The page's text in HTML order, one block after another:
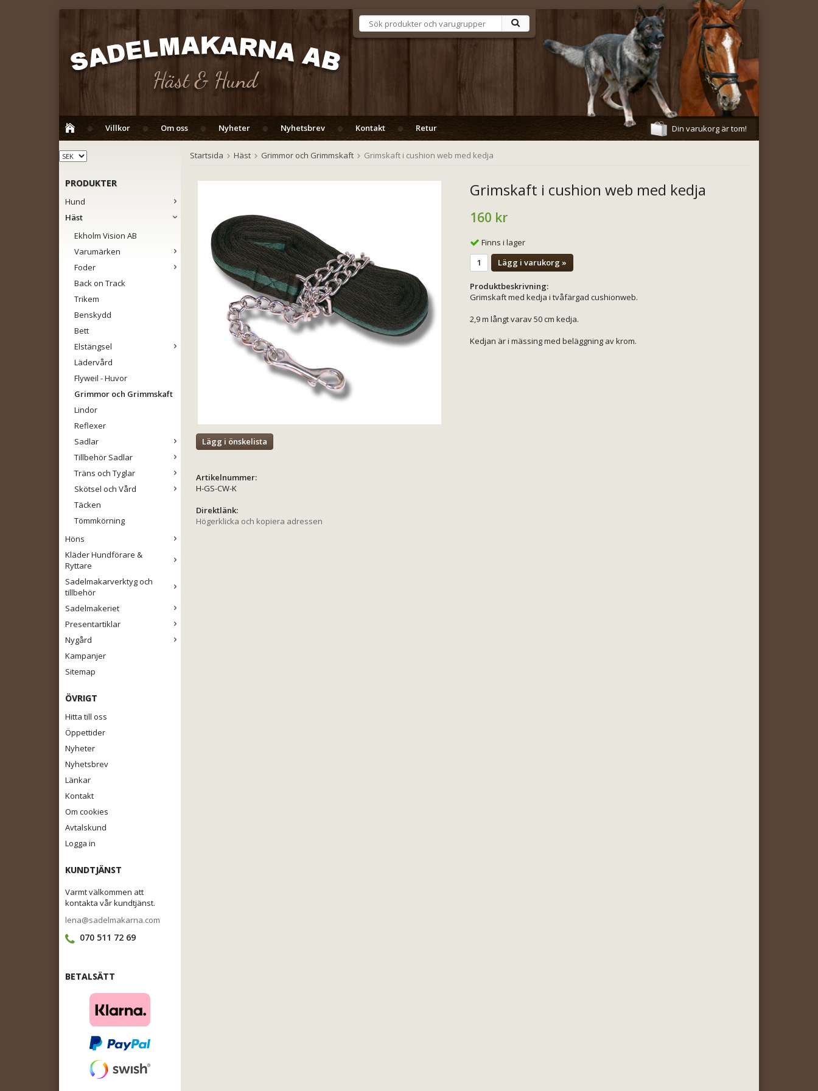
Villkor Om oss Nyheter Nyhetsbrev Kontakt Retur Din varukorg är tom!
PRODUKTER
Hund
Häst
Ekholm Vision AB
Varumärken
Foder
Back on Track
Trikem
Benskydd
Bett
Elstängsel
Lädervård
Flyweil - Huvor
Grimmor och Grimmskaft
Lindor
Reflexer
Sadlar
Tillbehör Sadlar
Träns och Tyglar
Skötsel och Vård
Täcken
Tömmkörning
Höns
Kläder Hundförare &
Ryttare
Sadelmakarverktyg och
tillbehör
Sadelmakeriet
Presentartiklar
Nygård
Kampanjer
Sitemap
ÖVRIGT
Hitta till oss
Öppettider
Nyheter
Nyhetsbrev
Länkar
Kontakt
Om cookies
Avtalskund
Logga in
KUNDTJÄNST
Varmt välkommen att
kontakta vår kundtjänst.
lena@sadelmakarna.com
070 511 72 69
BETALSÄTT
Startsida Häst Grimmor och Grimmskaft Grimskaft i cushion web med kedja
Grimskaft i cushion web med kedja
160 kr
Finns i lager
Lägg i varukorg »
Produktbeskrivning:
Grimskaft med kedja i tvåfärgad cushionweb.
2,9 m långt varav 50 cm kedja.
Kedjan är i mässing med beläggning av krom.
Lägg i önskelista
Artikelnummer:
H-GS-CW-K
Direktlänk:
Högerklicka och kopiera adressen